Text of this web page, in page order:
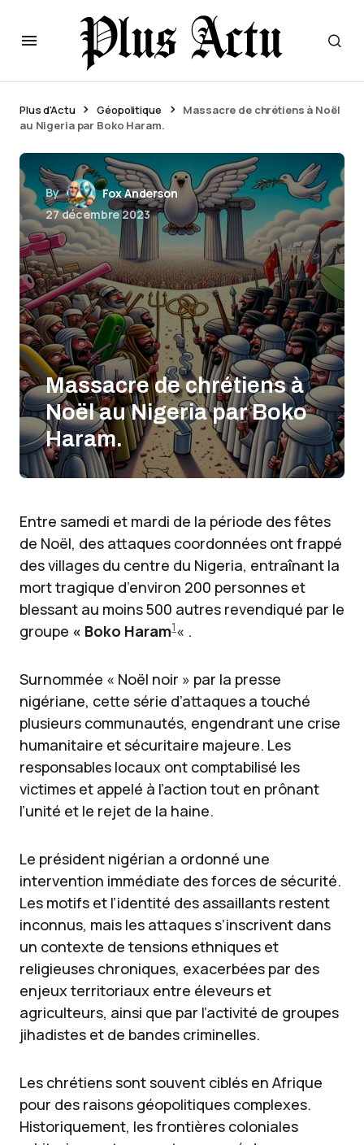
Plus d'Actu Géopolitique
Massacre de chrétiens à Noël
au Nigeria par Boko Haram.
By
Fox Anderson
27 décembre 2023
Massacre de chrétiens à
Noël au Nigeria par Boko
Haram.
Entre samedi et mardi de la période des fêtes
de Noël, des attaques coordonnées ont frappé
des villages du centre du Nigeria, entraînant la
mort tragique d’environ 200 personnes et
blessant au moins 500 autres revendiqué par le
groupe « Boko Haram1« .
Surnommée « Noël noir » par la presse
nigériane, cette série d’attaques a touché
plusieurs communautés, engendrant une crise
humanitaire et sécuritaire majeure. Les
responsables locaux ont comptabilisé les
victimes et appelé à l’action tout en prônant
l’unité et le rejet de la haine.
Le président nigérian a ordonné une
intervention immédiate des forces de sécurité.
Les motifs et l’identité des assaillants restent
inconnus, mais les attaques s’inscrivent dans
un contexte de tensions ethniques et
religieuses chroniques, exacerbées par des
enjeux territoriaux entre éleveurs et
agriculteurs, ainsi que par l’activité de groupes
jihadistes et de bandes criminelles.
Les chrétiens sont souvent ciblés en Afrique
pour des raisons géopolitiques complexes.
Historiquement, les frontières coloniales